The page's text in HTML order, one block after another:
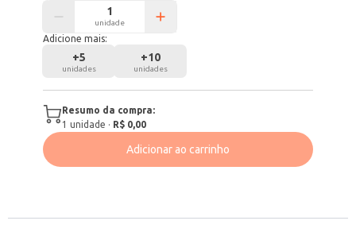
unidade
Adicione mais:
+5
unidades
+10
unidades
Resumo da compra:
1 unidade · R$ 0,00
Adicionar ao carrinho